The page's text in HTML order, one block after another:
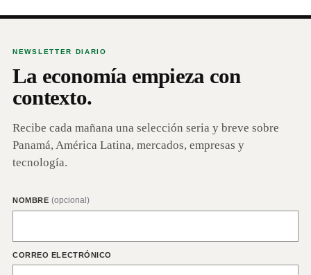
NEWSLETTER DIARIO
La economía empieza con
contexto.
Recibe cada mañana una selección seria y breve sobre
Panamá, América Latina, mercados, empresas y
tecnología.
NOMBRE (opcional)
CORREO ELECTRÓNICO